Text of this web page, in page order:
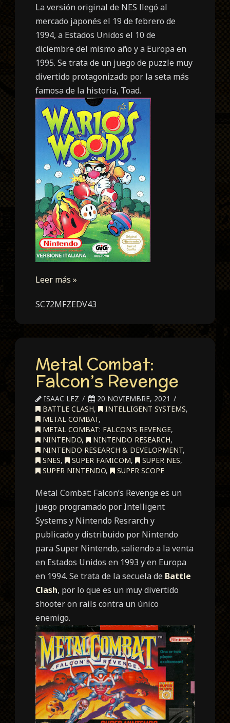
La versión original de NES llegó al
mercado japonés el 19 de febrero de
1994, a Estados Unidos el 10 de
diciembre del mismo año y a Europa en
1995. Se trata de un juego de puzzle muy
divertido protagonizado por la seta más
famosa de la historia, Toad.
Leer más »
SC72MFZEDV43
Metal Combat:
Falcon’s Revenge
ISAAC LEZ
20 NOVIEMBRE, 2021
BATTLE CLASH, INTELLIGENT SYSTEMS,
METAL COMBAT,
METAL COMBAT: FALCON'S REVENGE,
NINTENDO, NINTENDO RESEARCH,
NINTENDO RESEARCH & DEVELOPMENT,
SNES, SUPER FAMICOM, SUPER NES,
SUPER NINTENDO, SUPER SCOPE
Metal Combat: Falcon’s Revenge es un
juego programado por Intelligent
Systems y Nintendo Resrarch y
publicado y distribuido por Nintendo
para Super Nintendo, saliendo a la venta
en Estados Unidos en 1993 y en Europa
en 1994. Se trata de la secuela de Battle
Clash, por lo que es un muy divertido
shooter on rails contra un único
enemigo.